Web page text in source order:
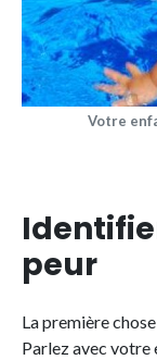
Votre
peur
La première
Parlez avec votre